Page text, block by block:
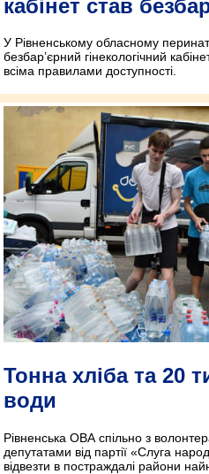
кабінет став
У Рівненському обласному
безбар’єрний гінекологічний
всіма правилами доступності.
Тонна хліба та 20
води
Рівненська ОВА спільно з
депутатами від партії «Слуга
відвезти в постраждалі райони